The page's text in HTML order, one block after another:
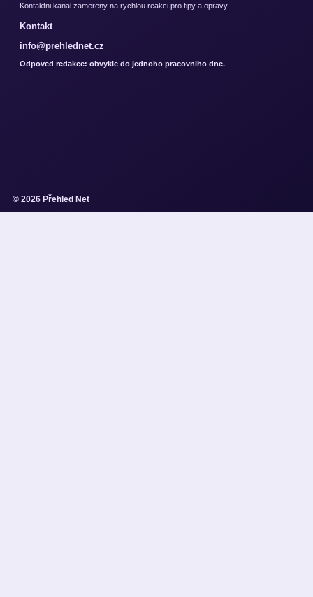
Kontaktni kanal zamereny na rychlou reakci pro tipy a opravy.
Kontakt
info@prehlednet.cz
Odpoved redakce: obvykle do jednoho pracovniho dne.
© 2026 Přehled Net